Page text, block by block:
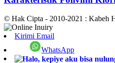
© Hak Cipta - 2010-2021 : Kabeh
Kirimi Email
WhatsApp